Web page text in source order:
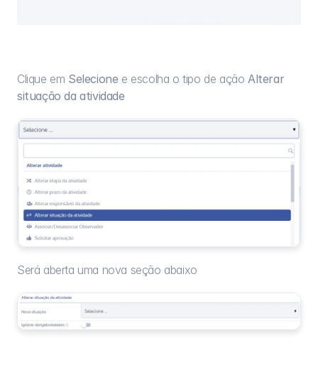
Clique em Selecione e escolha o tipo de ação Alterar
situação da atividade
Será aberta uma nova seção abaixo